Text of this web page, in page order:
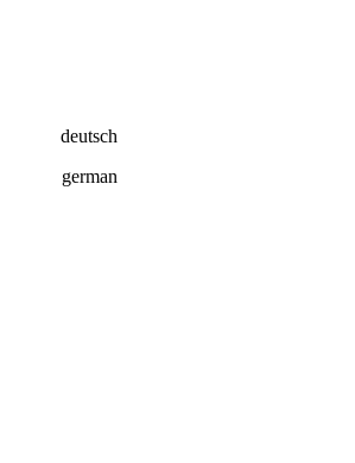
deutsch
german